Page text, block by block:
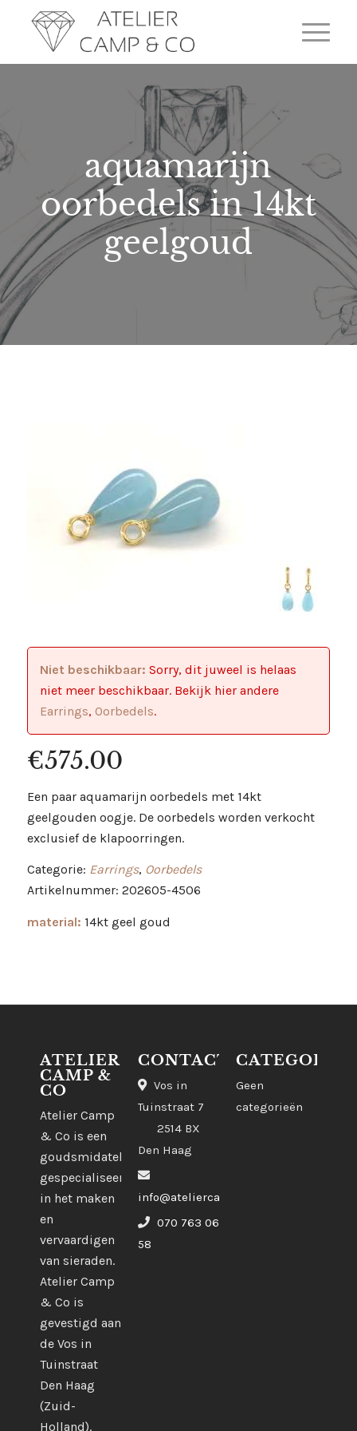
aquamarijn
oorbedels in 14kt
geelgoud
Niet beschikbaar: Sorry, dit juweel is helaas
niet meer beschikbaar. Bekijk hier andere
Earrings, Oorbedels.
€575.00
Een paar aquamarijn oorbedels met 14kt
geelgouden oogje. De oorbedels worden verkocht
exclusief de klapoorringen.
Categorie: Earrings, Oorbedels
Artikelnummer: 202605-4506
material: 14kt geel goud
ATELIER
CAMP &
CO
Atelier Camp
& Co is een
goudsmidatelier
gespecialiseerd
in het maken
en
vervaardigen
van sieraden.
Atelier Camp
& Co is
gevestigd aan
de Vos in
Tuinstraat
Den Haag
(Zuid-
Holland).
CONTACT
Vos in
Tuinstraat 7
2514 BX
Den Haag
info@ateliercampco.com
070 763 06
58
Geen
categorieën